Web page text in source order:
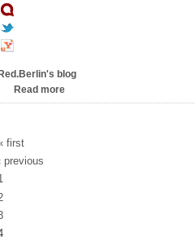
blog
Read more
first
previous